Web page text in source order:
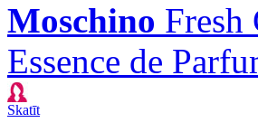
Moschino Fresh
Essence de
Skatīt